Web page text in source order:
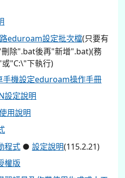
eduroam設定批次檔(只要有
除".bat後再"新增".bat)(務
"C:\"下執行)
手機設定eduroam操作手冊
設定說明
用說明
程式 ● 設定說明(115.2.21)
權版